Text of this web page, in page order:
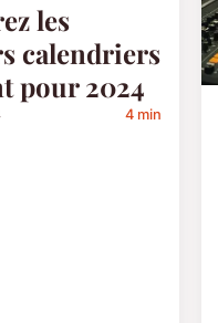
les
calendriers
pour 2024
4 min